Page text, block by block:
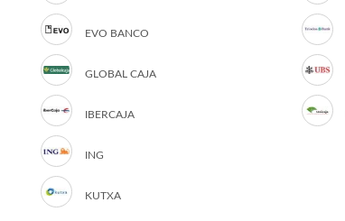
EVO BANCO
GLOBAL CAJA
IBERCAJA
ING
KUTXA